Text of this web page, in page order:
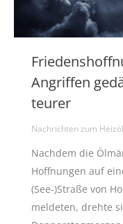
Angriffen
teurer
Nachrichten zum
Nachdem die
Hoffnungen auf
(See-)Straße von
meldeten, drehte